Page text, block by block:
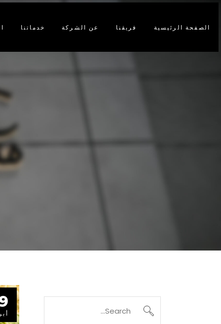
خدماتنا عن الشركة فريقنا الصفحة الرئيسية
for: